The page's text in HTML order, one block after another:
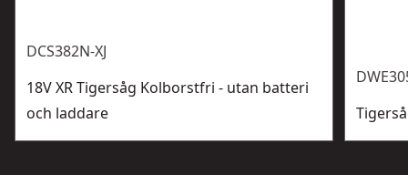
DCS382N-XJ
18V XR Tigersåg Kolborstfri - utan batteri
och laddare